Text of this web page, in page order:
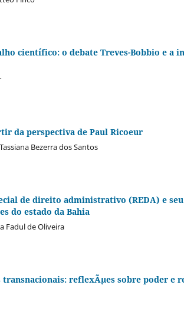
científico: o debate Treves-Bobbio e a
da perspectiva de Paul Ricoeur
Bezerra dos Santos
de direito administrativo (REDA) e
do estado da Bahia
Fadul de Oliveira
reflexÃµes sobre poder e